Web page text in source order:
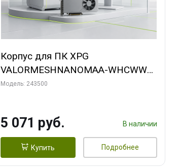
Корпус для ПК XPG
VALORMESHNANOMAA-WHCWW
Bad Pack
Модель: 243500
5 071 руб. В наличии
Купить Подробнее